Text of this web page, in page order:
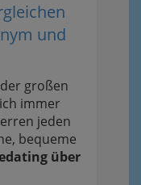
und
großen
immer
jeden
bequeme
über